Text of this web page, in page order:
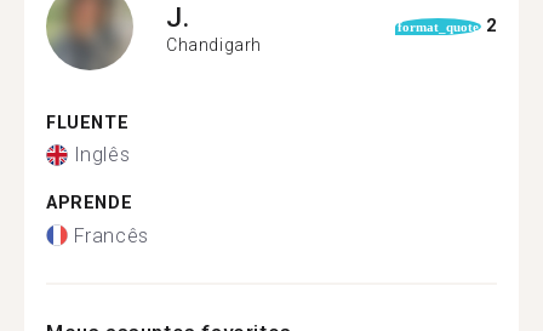
J.
Chandigarh
format_quote 2
FLUENTE
Inglês
APRENDE
Francês